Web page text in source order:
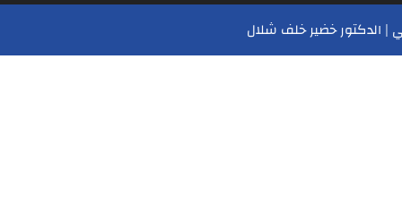
| الدكتور خضير خلف شلال